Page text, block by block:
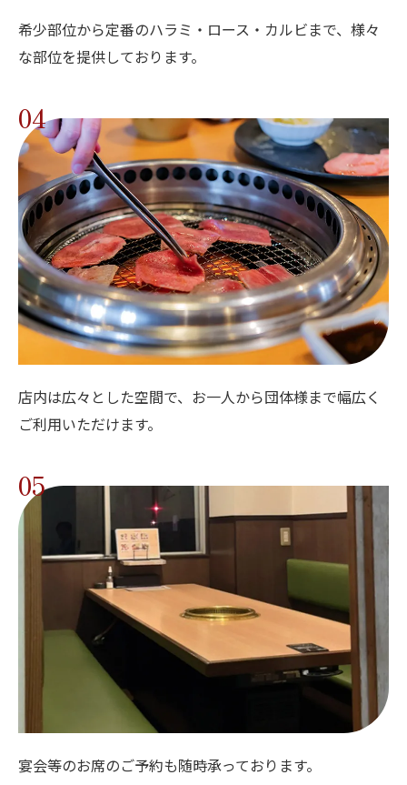
希少部位から定番のハラミ・ロース・カルビまで、様々
な部位を提供しております。
04
店内は広々とした空間で、お一人から団体様まで幅広く
ご利用いただけます。
05
宴会等のお席のご予約も随時承っております。